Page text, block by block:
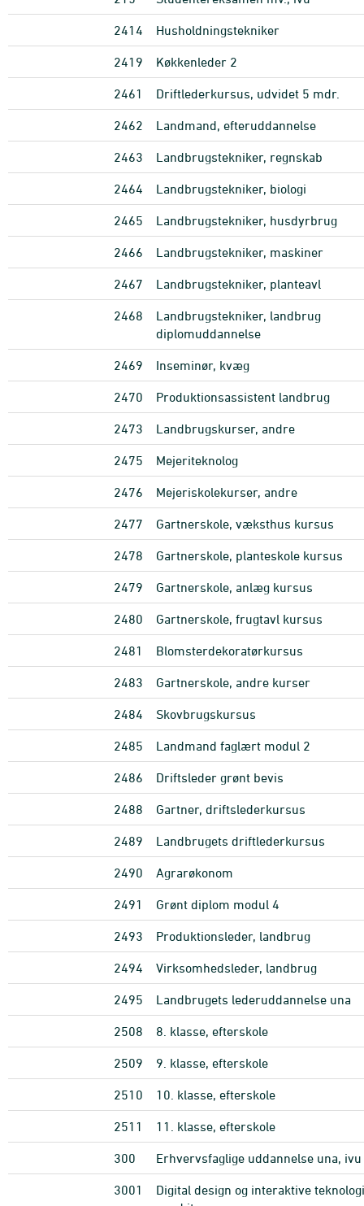
2414 Husholdningstekniker
2419 Køkkenleder 2
2461 Driftlederkursus, udvidet 5 mdr.
2462 Landmand, efteruddannelse
2463 Landbrugstekniker, regnskab
2464 Landbrugstekniker, biologi
2465 Landbrugstekniker, husdyrbrug
2466 Landbrugstekniker, maskiner
2467 Landbrugstekniker, planteavl
2468
Landbrugstekniker, landbrug
diplomuddannelse
2469 Inseminør, kvæg
2470 Produktionsassistent landbrug
2473 Landbrugskurser, andre
2475 Mejeriteknolog
2476 Mejeriskolekurser, andre
2477 Gartnerskole, væksthus kursus
2478 Gartnerskole, planteskole kursus
2479 Gartnerskole, anlæg kursus
2480 Gartnerskole, frugtavl kursus
2481 Blomsterdekoratørkursus
2483 Gartnerskole, andre kurser
2484 Skovbrugskursus
2485 Landmand faglært modul 2
2486 Driftsleder grønt bevis
2488 Gartner, driftslederkursus
2489 Landbrugets driftlederkursus
2490 Agrarøkonom
2491 Grønt diplom modul 4
2493 Produktionsleder, landbrug
2494 Virksomhedsleder, landbrug
2495 Landbrugets lederuddannelse una
2508 8. klasse, efterskole
2509 9. klasse, efterskole
2510 10. klasse, efterskole
2511 11. klasse, efterskole
300 Erhvervsfaglige uddannelse una, ivu
3001
Digital design og interaktive